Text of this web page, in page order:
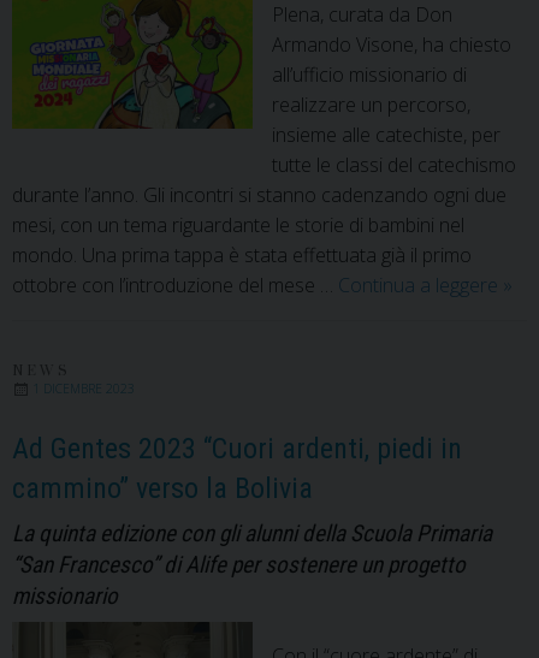
Plena, curata da Don
Armando Visone, ha chiesto
all’ufficio missionario di
realizzare un percorso,
insieme alle catechiste, per
tutte le classi del catechismo
durante l’anno. Gli incontri si stanno cadenzando ogni due
mesi, con un tema riguardante le storie di bambini nel
mondo. Una prima tappa è stata effettuata già il primo
ottobre con l’introduzione del mese … Continua a leggere Una
»
1 DICEMBRE 2023
Ad Gentes 2023 “Cuori ardenti, piedi in
cammino” verso la Bolivia
La quinta edizione con gli alunni della Scuola Primaria
“San Francesco” di Alife per sostenere un progetto
missionario